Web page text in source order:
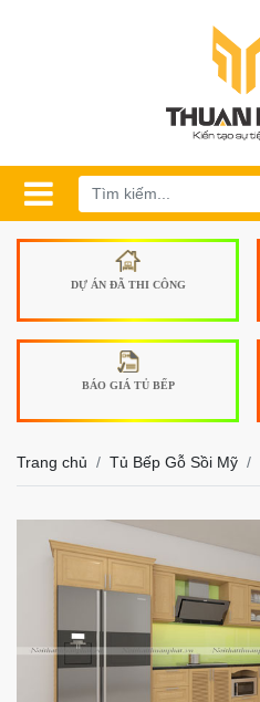
DỰ ÁN ĐÃ THI CÔNG
BÁO GIÁ TỦ BẾP
Trang chủ Tủ Bếp Gỗ Sồi Mỹ